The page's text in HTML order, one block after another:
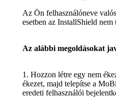
Az Ön felhasználóneve
esetben az InstallShield
Az alábbi megoldásokat
1. Hozzon létre egy nem
ékezet, majd telepítse a
eredeti felhasználói